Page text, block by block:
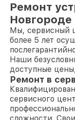
Ремонт
Новгороде
Мы, сервисный
более 5 лет
Наши
доступные
Ремонт в
сервисного